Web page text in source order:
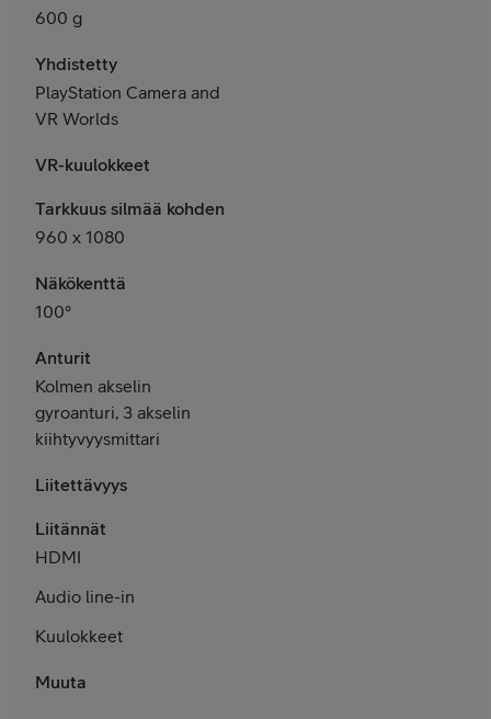
600 g
Yhdistetty
PlayStation Camera and
VR Worlds
VR-kuulokkeet
Tarkkuus silmää kohden
960 x 1080
Näkökenttä
100°
Anturit
Kolmen akselin
gyroanturi, 3 akselin
kiihtyvyysmittari
Liitettävyys
Liitännät
HDMI
Audio line-in
Kuulokkeet
Muuta